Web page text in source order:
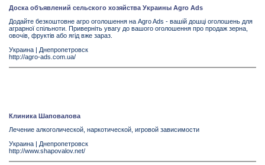
Доска объявлений сельского хозяйства Украины Agro Ads
Додайте безкоштовне агро оголошення на Agro Ads - вашій дошці оголошень для
аграрної спільноти. Приверніть увагу до вашого оголошення про продаж зерна,
овочів, фруктів або ягід вже зараз.
Украина | Днепропетровск
http://agro-ads.com.ua/
Клиника Шаповалова
Лечение алкоголической, наркотической, игровой зависимости
Украина | Днепропетровск
http://www.shapovalov.net/